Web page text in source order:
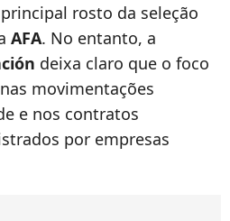
rosto da seleção
AFA. No entanto, a
deixa claro que o foco
movimentações
e nos contratos
por empresas